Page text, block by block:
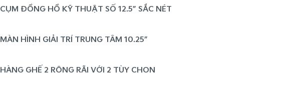
CỤM ĐỒNG HỒ KỸ THUẬT SỐ 12.5” SẮC NÉT
MÀN HÌNH GIẢI TRÍ TRUNG TÂM 10.25”
HÀNG GHẾ 2 RỘNG RÃI VỚI 2 TÙY CHỌN